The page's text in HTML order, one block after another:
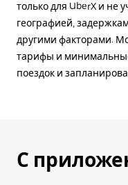
только для UberX и не
географией,
другими факторами.
тарифы и
поездок и
С